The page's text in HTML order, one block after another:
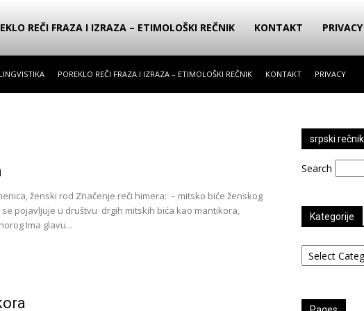
REČI FRAZA I IZRAZA – ETIMOLOŠKI REČNIK KONTAKT PRIVACY
LINGVISTIKA POREKLO REČI FRAZA I IZRAZA – ETIMOLOŠKI REČNIK KONTAKT PRIVACY
ženski rod Značenje reči himera: – mitsko biće ženskog
se pojavljuje u društvu drgih mitskih bića kao mantikora,
Ima glavu...
srpski
Search
Kategorije
Kategorije